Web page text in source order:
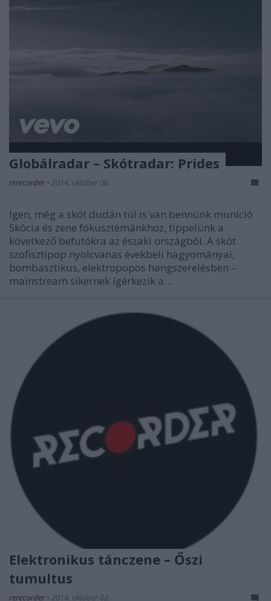
Globálradar – Skótradar: Prides
rerecorder • 2014. október 06.
Igen, még a skót dudán túl is van bennünk muníció
Skócia és zene fókusztémánkhoz, tippelünk a
következő befutókra az északi országból. A skót
szofisztipop nyolcvanas évekbeli hagyományai,
bombasztikus, elektropopos hangszerelésben –
mainstream sikernek ígérkezik a…
Elektronikus tánczene – Őszi
tumultus
rerecorder • 2014. október 02.